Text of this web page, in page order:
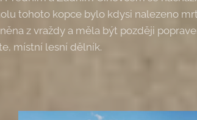
tohoto kopce bylo kdysi nalezeno
z vraždy a měla být později
místní lesní dělník.